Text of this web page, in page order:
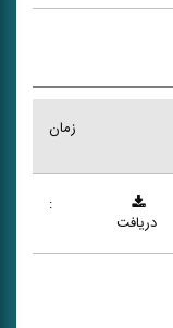
زمان
:
دریافت